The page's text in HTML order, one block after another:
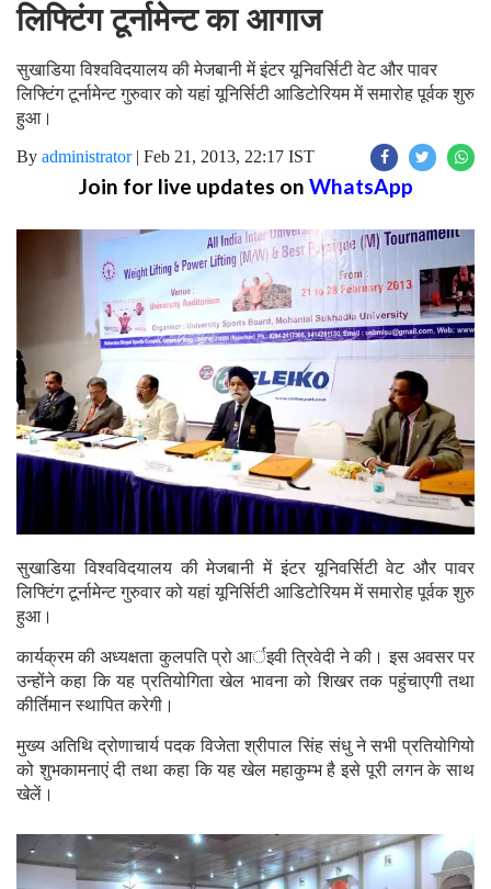
लिफ्टिंग टूर्नामेन्ट का आगाज
सुखाडिया विश्वविदयालय की मेजबानी में इंटर यूनिवर्सिटी वेट और पावर
लिफ्टिंग टूर्नामेन्ट गुरुवार को यहां यूनिर्सिटी आडिटोरियम में समारोह पूर्वक शुरु
हुआ।
By administrator| Feb 21, 2013, 22:17 IST
Join for live updates on WhatsApp
सुखाडिया विश्वविदयालय की मेजबानी में इंटर यूनिवर्सिटी वेट और पावर
लिफ्टिंग टूर्नामेन्ट गुरुवार को यहां यूनिर्सिटी आडिटोरियम में समारोह पूर्वक शुरु
हुआ।
कार्यक्रम की अध्यक्षता कुलपति प्रो आर्इवी त्रिवेदी ने की। इस अवसर पर
उन्होंने कहा कि यह प्रतियोगिता खेल भावना को शिखर तक पहुंचाएगी तथा
कीर्तिमान स्थापित करेगी।
मुख्य अतिथि द्रोणाचार्य पदक विजेता श्रीपाल सिंह संधु ने सभी प्रतियोगियो
को शुभकामनाएं दी तथा कहा कि यह खेल महाकुम्भ है इसे पूरी लगन के साथ
खेलें।